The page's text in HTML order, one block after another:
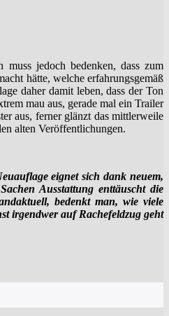
jedoch bedenken, dass zum
hätte, welche erfahrungsgemäß
daher damit leben, dass der Ton
mau aus, gerade mal ein Trailer
aus, ferner glänzt das mittlerweile
alten Veröffentlichungen.
eignet sich dank neuem,
Ausstattung enttäuscht die
bedenkt man, wie viele
irgendwer auf Rachefeldzug geht